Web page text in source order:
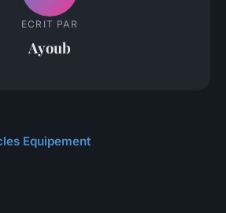
ECRIT PAR
Ayoub
Equipement